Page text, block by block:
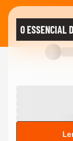
O ESSENCIAL